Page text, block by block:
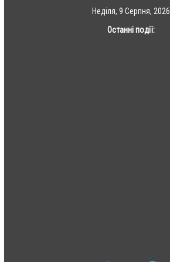
Неділя, 9 Серпня, 2026
Останні події: